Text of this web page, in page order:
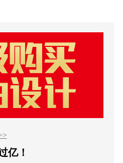
亿！